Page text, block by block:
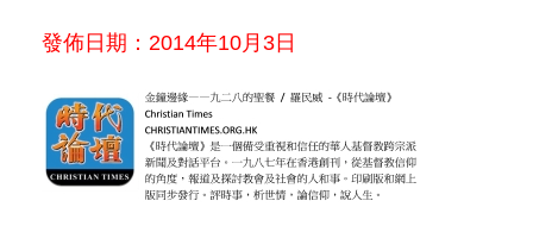
發佈日期：2014年10月3日